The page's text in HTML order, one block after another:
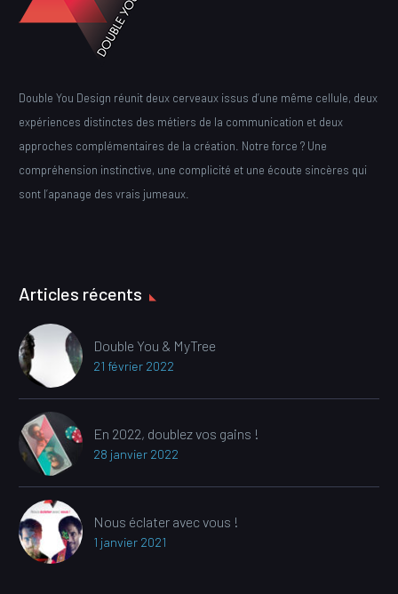
Double You Design réunit deux cerveaux issus d’une même cellule, deux
expériences distinctes des métiers de la communication et deux
approches complémentaires de la création. Notre force ? Une
compréhension instinctive, une complicité et une écoute sincères qui
sont l’apanage des vrais jumeaux.
Articles récents
Double You & MyTree
21 février 2022
En 2022, doublez vos gains !
28 janvier 2022
Nous éclater avec vous !
1 janvier 2021